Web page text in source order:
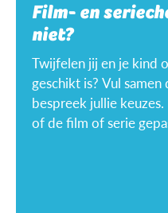
Film- en
niet?
Twijfelen jij en je kind
geschikt is? Vul
bespreek jullie
of de film of serie